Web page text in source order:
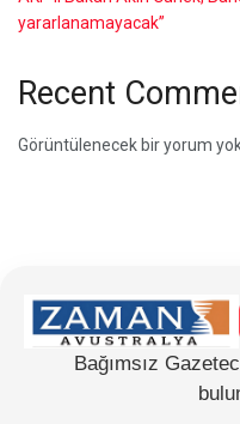
yararlanamayacak”
Recent
Görüntülenecek bir yorum
Bağımsız